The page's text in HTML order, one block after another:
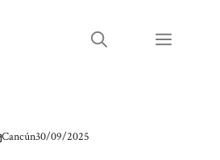
Menú
Cancún30/09/2025